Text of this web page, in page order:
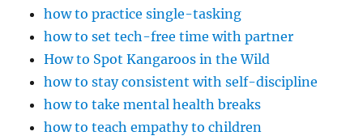
how to practice single-tasking
how to set tech-free time with partner
How to Spot Kangaroos in the Wild
how to stay consistent with self-discipline
how to take mental health breaks
how to teach empathy to children